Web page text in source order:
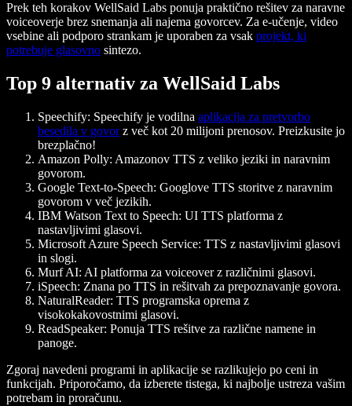
Prek teh korakov WellSaid Labs ponuja praktično rešitev za naravne
voiceoverje brez snemanja ali najema govorcev. Za e-učenje, video
vsebine ali podporo strankam je uporaben za vsak projekt, ki
potrebuje glasovno sintezo.
Top 9 alternativ za WellSaid Labs
Speechify: Speechify je vodilna aplikacija za pretvorbo
besedila v govorz več kot 20 milijoni prenosov. Preizkusite jo
brezplačno!
Amazon Polly: Amazonov TTS z veliko jeziki in naravnim
govorom.
Google Text-to-Speech: Googlove TTS storitve z naravnim
govorom v več jezikih.
IBM Watson Text to Speech: UI TTS platforma z
nastavljivimi glasovi.
Microsoft Azure Speech Service: TTS z nastavljivimi glasovi
in slogi.
Murf AI: AI platforma za voiceover z različnimi glasovi.
iSpeech: Znana po TTS in rešitvah za prepoznavanje govora.
NaturalReader: TTS programska oprema z
visokokakovostnimi glasovi.
ReadSpeaker: Ponuja TTS rešitve za različne namene in
panoge.
Zgoraj navedeni programi in aplikacije se razlikujejo po ceni in
funkcijah. Priporočamo, da izberete tistega, ki najbolje ustreza vašim
potrebam in proračunu.